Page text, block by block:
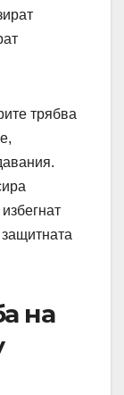
трябва
на